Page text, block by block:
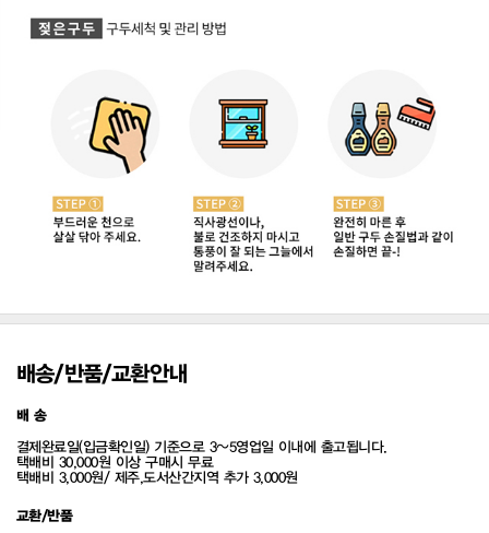
배송/반품/교환안내
배 송
결제완료일(입금확인일) 기준으로 3~5영업일 이내에 출고됩니다.
택배비 30,000원 이상 구매시 무료
택배비 3,000원/ 제주,도서산간지역 추가 3,000원
교환/반품